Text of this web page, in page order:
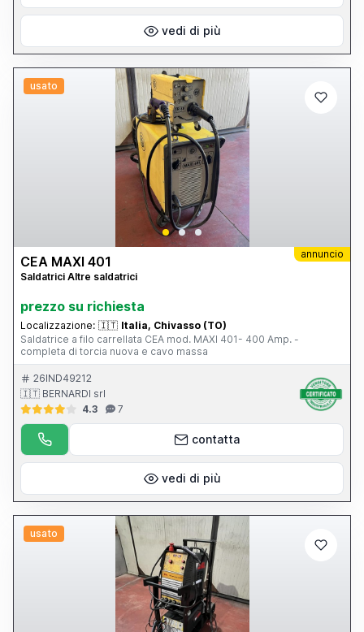
vedi di più
usato
annuncio
CEA MAXI 401
Saldatrici Altre saldatrici
prezzo su richiesta
Localizzazione: 🇮🇹 Italia, Chivasso (TO)
Saldatrice a filo carrellata CEA mod. MAXI 401- 400 Amp. -
completa di torcia nuova e cavo massa
26IND49212
🇮🇹 BERNARDI srl
4.3
7
contatta
vedi di più
usato